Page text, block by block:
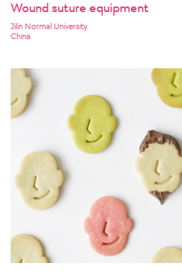
Wound suture equipment
Jilin Normal University
China